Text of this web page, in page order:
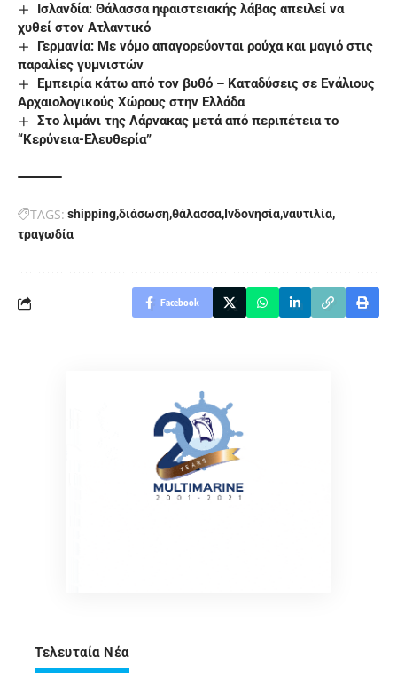
Ισλανδία: Θάλασσα ηφαιστειακής λάβας απειλεί να
χυθεί στον Ατλαντικό
Γερμανία: Με νόμο απαγορεύονται ρούχα και μαγιό στις
παραλίες γυμνιστών
Εμπειρία κάτω από τον βυθό – Καταδύσεις σε Ενάλιους
Αρχαιολογικούς Χώρους στην Ελλάδα
Στο λιμάνι της Λάρνακας μετά από περιπέτεια το
“Κερύνεια-Ελευθερία”
TAGS: shippingδιάσωσηθάλασσα Ινδονησίαναυτιλία
τραγωδία
Facebook
Τελευταία Νέα